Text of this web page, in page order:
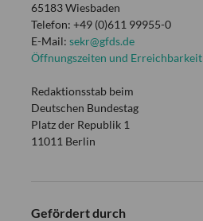
65183 Wiesbaden
Telefon: +49 (0)611 99955-0
E-Mail: sekr@gfds.de
Öffnungszeiten und Erreichbarkeit
Redaktionsstab beim
Deutschen Bundestag
Platz der Republik 1
11011 Berlin
Gefördert durch